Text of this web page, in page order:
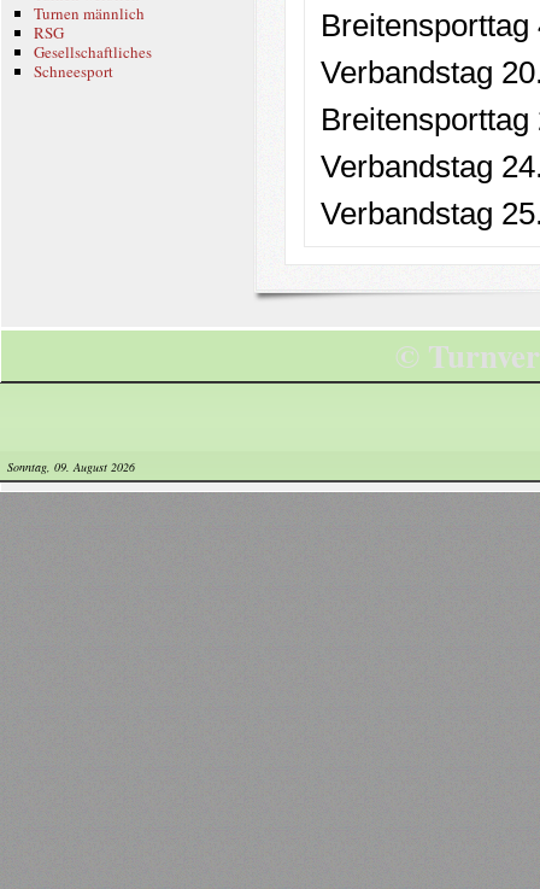
Turnen männlich
RSG
Gesellschaftliches
Schneesport
Verbandstag
Verbandstag
Verbandstag
©
Sonntag, 09. August 2026